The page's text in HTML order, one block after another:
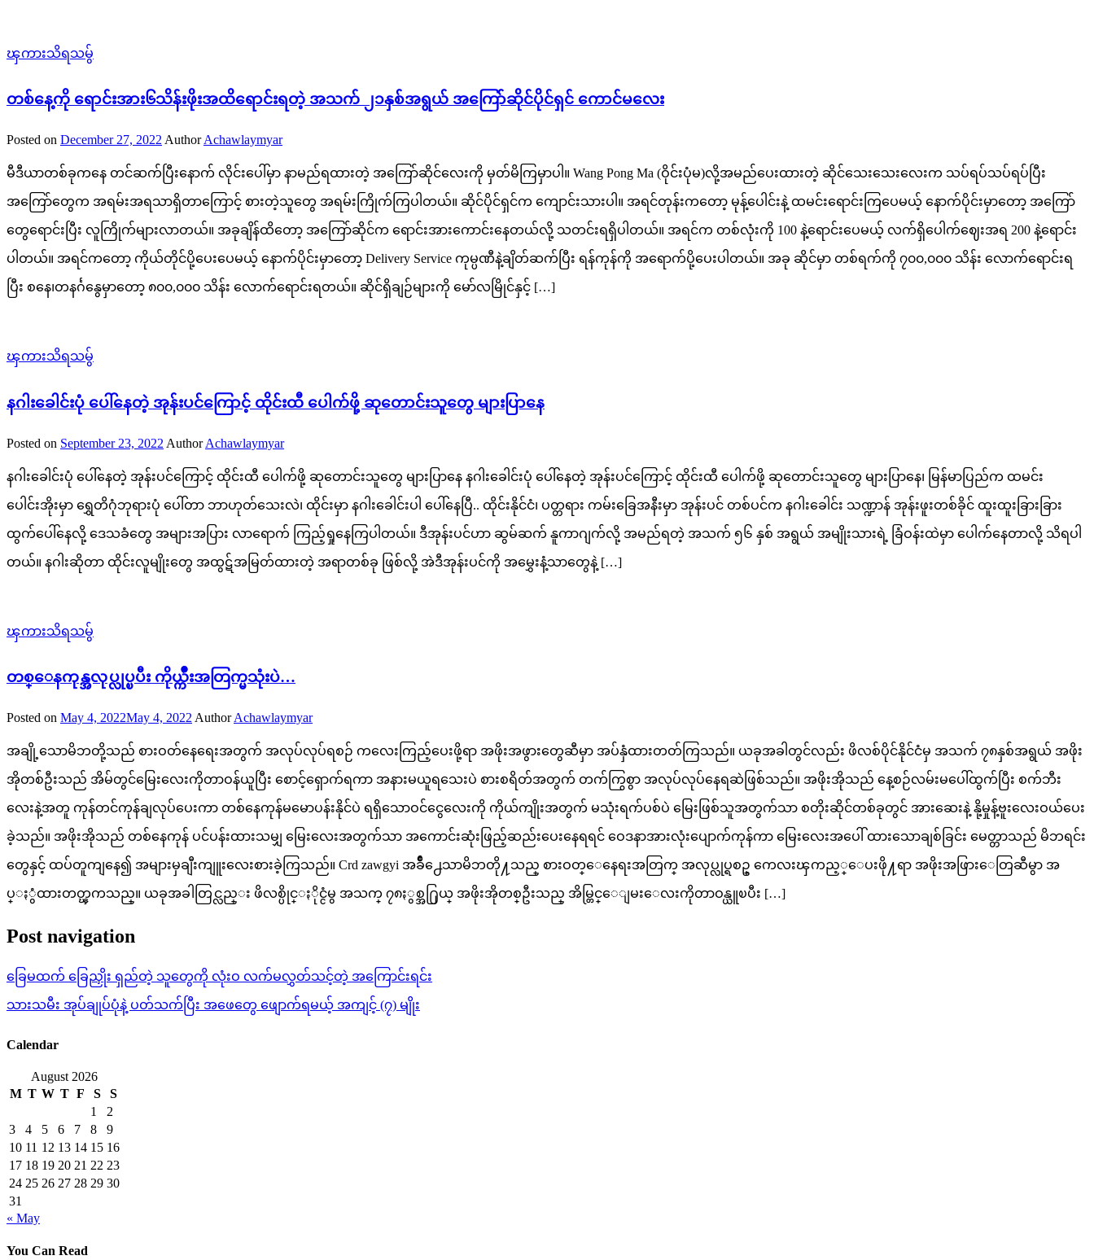
ၾကားသိရသမွ်
တစ်နေ့ကို ရောင်းအား၆သိန်း‌ဖိုးအထိရောင်းရတဲ့ အသက် ၂၁နှစ်အရွယ် အကြော်ဆိုင်ပိုင်ရှင် ကောင်မလေး
Posted on December 27, 2022 Author Achawlaymyar
မီဒီယာတစ်ခုကနေ တင်ဆက်ပြီးနောက် လိုင်းပေါ်မှာ နာမည်ရထားတဲ့ အကြော်ဆိုင်လေးကို မှတ်မိကြမှာပါ။ Wang Pong Ma (ဝိုင်းပုံမ)လို့အမည်ပေးထားတဲ့ ဆိုင်သေးသေးလေးက သပ်ရပ်သပ်ရပ်ပြီး
အကြော်တွေက အရမ်းအရသာရှိတာကြောင့် စားတဲ့သူတွေ အရမ်းကြိုက်ကြပါတယ်။ ဆိုင်ပိုင်ရှင်က ကျောင်းသားပါ။ အရင်တုန်းကတော့ မုန့်ပေါင်းနဲ့ ထမင်းရောင်းကြပေမယ့် နောက်ပိုင်းမှာတော့ အကြော်
တွေရောင်းပြီး လူကြိုက်များလာတယ်။ အခုချိန်ထိတော့ အကြော်ဆိုင်က ရောင်းအားကောင်းနေတယ်လို့ သတင်းရရှိပါတယ်။ အရင်က တစ်လုံးကို 100 နဲ့ရောင်းပေမယ့် လက်ရှိပေါက်ဈေးအရ 200 နဲ့ရောင်း
ပါတယ်။ အရင်ကတော့ ကိုယ်တိုင်ပို့ပေးပေမယ့် နောက်ပိုင်းမှာတော့ Delivery Service ကုမ္ပဏီနဲ့ချိတ်ဆက်ပြီး ရန်ကုန်ကို အရောက်ပို့ပေးပါတယ်။ အခု ဆိုင်မှာ တစ်ရက်ကို ၇၀၀,၀၀၀ သိန်း လောက်ရောင်းရ
ပြီး စနေ၊တနင်္ဂနွေမှာတော့ ၈၀၀,၀၀၀ သိန်း လောက်ရောင်းရတယ်။ ဆိုင်ရှိချဉ်များကို မော်လမြိုင်နှင့် […]
ၾကားသိရသမွ်
နဂါးခေါင်းပုံ ပေါ်နေတဲ့ အုန်းပင်ကြောင့် ထိုင်းထီ ပေါက်ဖို့ ဆုတောင်းသူတွေ များပြာနေ
Posted on September 23, 2022 Author Achawlaymyar
နဂါးခေါင်းပုံ ပေါ်နေတဲ့ အုန်းပင်ကြောင့် ထိုင်းထီ ပေါက်ဖို့ ဆုတောင်းသူတွေ များပြာနေ နဂါးခေါင်းပုံ ပေါ်နေတဲ့ အုန်းပင်ကြောင့် ထိုင်းထီ ပေါက်ဖို့ ဆုတောင်းသူတွေ များပြာနေ၊ မြန်မာပြည်က ထမင်း
ပေါင်းအိုးမှာ ရွှေတိဂုံဘုရားပုံ ပေါ်တာ ဘာဟုတ်သေးလဲ၊ ထိုင်းမှာ နဂါးခေါင်းပါ ပေါ်နေပြီ.. ထိုင်းနိုင်ငံ၊ ပတ္တရား ကမ်းခြေအနီးမှာ အုန်းပင် တစ်ပင်က နဂါးခေါင်း သဏ္ဍာန် အုန်းဖူးတစ်ခိုင် ထူးထူးခြားခြား
ထွက်ပေါ်နေလို့ ဒေသခံတွေ အများအပြား လာရောက် ကြည့်ရှုနေကြပါတယ်။ ဒီအုန်းပင်ဟာ ဆွမ်ဆက် နူကာဂျက်လို့ အမည်ရတဲ့ အသက် ၅၆ နှစ် အရွယ် အမျိုးသားရဲ့ ခြံဝန်းထဲမှာ ပေါက်နေတာလို့ သိရပါ
တယ်။ နဂါးဆိုတာ ထိုင်းလူမျိုးတွေ အထွဋ်အမြတ်ထားတဲ့ အရာတစ်ခု ဖြစ်လို့ အဲဒီအုန်းပင်ကို အမွှေးနံ့သာတွေနဲ့ […]
ၾကားသိရသမွ်
တစ္ေနကုန္အလုပ္လုပ္ၿပီး ကိုယ္က်ိဳးအတြက္မသုံးပဲ…
Posted on May 4, 2022May 4, 2022 Author Achawlaymyar
အချို့သောမိဘတို့သည် စားဝတ်နေရေးအတွက် အလုပ်လုပ်ရစဉ် ကလေးကြည့်ပေးဖို့ရာ အဖိုးအဖွားတွေဆီမှာ အပ်နှံထားတတ်ကြသည်။ ယခုအခါတွင်လည်း ဖိလစ်ပိုင်နိုင်ငံမှ အသက် ၇၈နှစ်အရွယ် အဖိုး
အိုတစ်ဦးသည် အိမ်တွင်မြေးလေးကိုတာဝန်ယူပြီး စောင့်ရှောက်ရကာ အနားမယူရသေးပဲ စားစရိတ်အတွက် တက်ကြွစွာ အလုပ်လုပ်နေရဆဲဖြစ်သည်။ အဖိုးအိုသည် နေ့စဉ်လမ်းမပေါ်ထွက်ပြီး စက်ဘီး
လေးနဲ့အတူ ကုန်တင်ကုန်ချလုပ်ပေးကာ တစ်နေကုန်မမောပန်းနိုင်ပဲ ရရှိသောဝင်ငွေလေးကို ကိုယ်ကျိုးအတွက် မသုံးရက်ပစ်ပဲ မြေးဖြစ်သူအတွက်သာ စတိုးဆိုင်တစ်ခုတွင် အားဆေးနဲ့ နို့မှုန့်ဗူးလေးဝယ်ပေး
ခဲ့သည်။ အဖိုးအိုသည် တစ်နေကုန် ပင်ပန်းထားသမျှ မြေးလေးအတွက်သာ အကောင်းဆုံးဖြည့်ဆည်းပေးနေရရင် ဝေဒနာအားလုံးပျောက်ကုန်ကာ မြေးလေးအပေါ် ထားသောချစ်ခြင်း မေတ္တာသည် မိဘရင်း
တွေနှင့် ထပ်တူကျနေ၍ အများမှချီးကျူးလေးစားခဲ့ကြသည်။ Crd zawgyi အခ်ိဳ႕ေသာမိဘတို႔သည္ စားဝတ္ေနေရးအတြက္ အလုပ္လုပ္ရစဥ္ ကေလးၾကည့္ေပးဖို႔ရာ အဖိုးအဖြားေတြဆီမွာ အ
ပ္ႏွံထားတတ္ၾကသည္။ ယခုအခါတြင္လည္း ဖိလစ္ပိုင္ႏိုင္ငံမွ အသက္ ၇၈ႏွစ္အ႐ြယ္ အဖိုးအိုတစ္ဦးသည္ အိမ္တြင္ေျမးေလးကိုတာဝန္ယူၿပီး […]
Post navigation
ခြေမထက် ခြေညှိုး ရှည်တဲ့ သူတွေကို လုံးဝ လက်မလွှတ်သင့်တဲ့ အကြောင်းရင်း
သားသမီး အုပ်ချုပ်ပုံနဲ့ ပတ်သက်ပြီး အဖေတွေ ဖျောက်ရမယ့် အကျင့် (၇) မျိုး
Calendar
August 2026
M T W T F S
S
1
2
3
4 5 6 7 8
9
10 11 12 13 14 15 16
17 18 19 20 21 22 23
24 25 26 27 28 29 30
31
« May
You Can Read